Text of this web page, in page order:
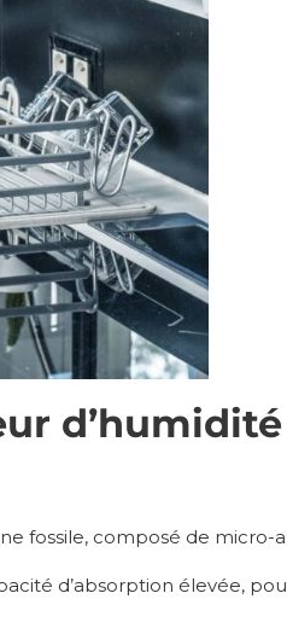
fossile, composé de micro-
d’absorption élevée,